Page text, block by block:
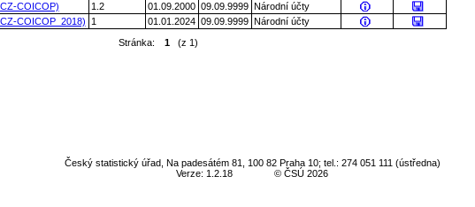
COICOP) 1.2 01.09.2000 09.09.9999
Národní účty
COICOP_2018) 1 01.01.2024 09.09.9999
Národní účty
Stránka: 1 (z 1)
Český statistický úřad, Na padesátém 81, 100 82 Praha 10; tel.: 274 051 111 (ústředna)
Verze: 1.2.18
© ČSÚ 2026